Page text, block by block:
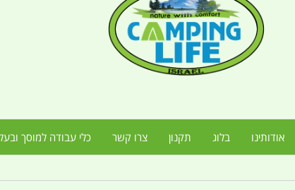
אודותינו בלוג תקנון צרו קשר כלי עבודה למוסך